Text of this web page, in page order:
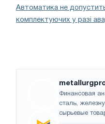
Автоматика не
комплектуючих у разі
Финансовая
сталь,
сырьевые